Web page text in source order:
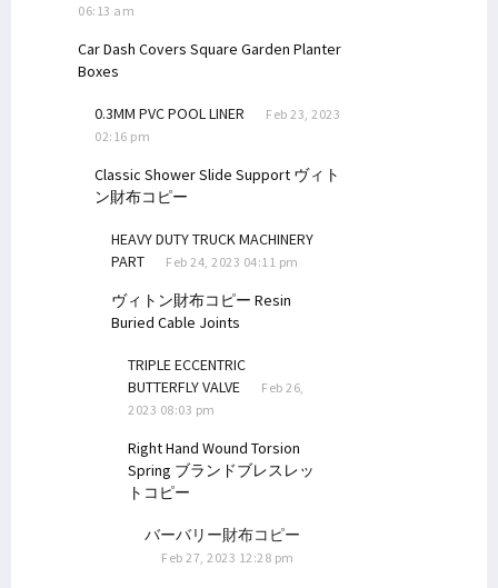
06:13 am
Car Dash Covers Square Garden Planter
Boxes
0.3MM PVC POOL LINER
Feb 23, 2023
02:16 pm
Classic Shower Slide Support ヴィト
ン財布コピー
HEAVY DUTY TRUCK MACHINERY
PART
Feb 24, 2023 04:11 pm
ヴィトン財布コピー Resin
Buried Cable Joints
TRIPLE ECCENTRIC
BUTTERFLY VALVE
Feb 26,
2023 08:03 pm
Right Hand Wound Torsion
Spring ブランドブレスレッ
トコピー
バーバリー財布コピー
Feb 27, 2023 12:28 pm